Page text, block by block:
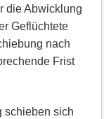
die Abwicklung
Geflüchtete
nach
Frist
schieben sich